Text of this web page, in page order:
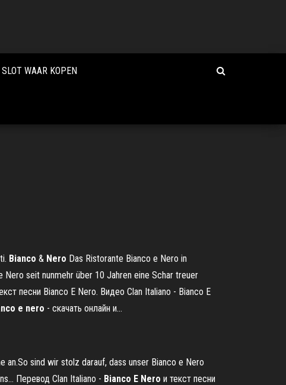
WAAR KOPEN
Bianco & Nero Das Ristorante Bianco e Nero in
seit nunmehr über 10 Jahren eine Schar treuer
песни Bianco E Nero. Видео Clan Italiano - Bianco E
e nero - скачать онлайн и…
sind wir stolz darauf, dass unser Bianco e Nero
Перевод Clan Italiano - Bianco E Nero и текст песни